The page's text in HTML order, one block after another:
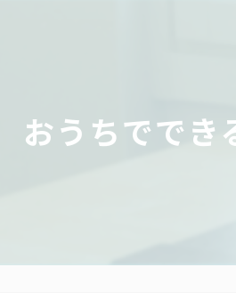
おうちででき